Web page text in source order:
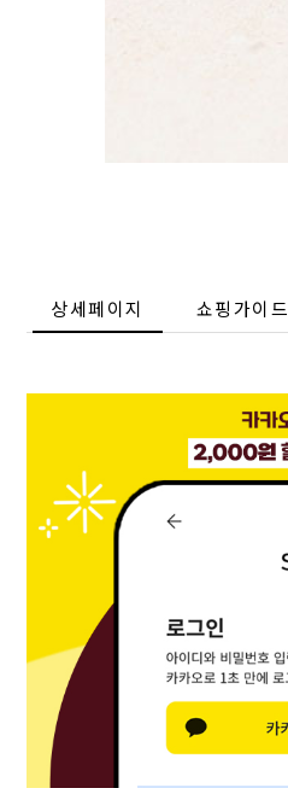
상세페이지 쇼핑가이드